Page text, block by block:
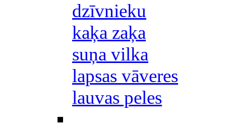
dzīvnieku
kaķa zaķa
suņa vilka
lapsas vāveres
lauvas peles